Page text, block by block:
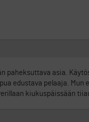
paheksuttava asia.
edustava pelaaja.
kiukuspäissään